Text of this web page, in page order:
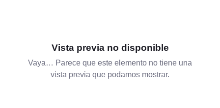
Vista previa no disponible
Vaya… Parece que este elemento no tiene una
vista previa que podamos mostrar.